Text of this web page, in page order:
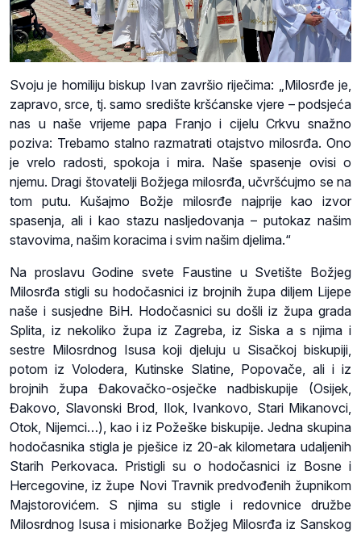
Svoju je homiliju biskup Ivan završio riječima: „Milosrđe je,
zapravo, srce, tj. samo središte kršćanske vjere – podsjeća
nas u naše vrijeme papa Franjo i cijelu Crkvu snažno
poziva: Trebamo stalno razmatrati otajstvo milosrđa. Ono
je vrelo radosti, spokoja i mira. Naše spasenje ovisi o
njemu. Dragi štovatelji Božjega milosrđa, učvršćujmo se na
tom putu. Kušajmo Božje milosrđe najprije kao izvor
spasenja, ali i kao stazu nasljedovanja – putokaz našim
stavovima, našim koracima i svim našim djelima.“
Na proslavu Godine svete Faustine u Svetište Božjeg
Milosrđa stigli su hodočasnici iz brojnih župa diljem Lijepe
naše i susjedne BiH. Hodočasnici su došli iz župa grada
Splita, iz nekoliko župa iz Zagreba, iz Siska a s njima i
sestre Milosrdnog Isusa koji djeluju u Sisačkoj biskupiji,
potom iz Volodera, Kutinske Slatine, Popovače, ali i iz
brojnih župa Đakovačko-osječke nadbiskupije (Osijek,
Đakovo, Slavonski Brod, Ilok, Ivankovo, Stari Mikanovci,
Otok, Nijemci…), kao i iz Požeške biskupije. Jedna skupina
hodočasnika stigla je pješice iz 20-ak kilometara udaljenih
Starih Perkovaca. Pristigli su o hodočasnici iz Bosne i
Hercegovine, iz župe Novi Travnik predvođenih župnikom
Majstorovićem. S njima su stigle i redovnice družbe
Milosrdnog Isusa i misionarke Božjeg Milosrđa iz Sanskog